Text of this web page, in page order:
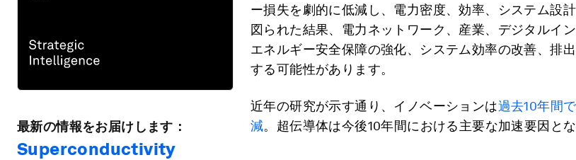
最新の情報をお届けします：
Superconductivity
ー損失を劇的に低減し、電力密度、効率、システム設
図られた結果、電力ネットワーク、産業、デジタルイ
エネルギー安全保障の強化、システム効率の改善、排
する可能性があります。
近年の研究が示す通り、イノベーションは過去10年間
減。超伝導体は今後10年間における主要な加速要因と